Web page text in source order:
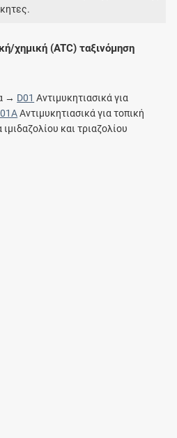
χημική (ATC) ταξινόμηση
→ D01 Αντιμυκητιασικά για
Αντιμυκητιασικά για τοπική
και τριαζολίου